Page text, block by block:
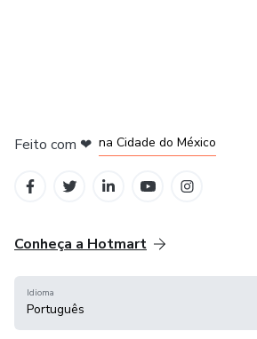
Feito com ❤ na Cidade do México
Conheça a Hotmart
Idioma
Português